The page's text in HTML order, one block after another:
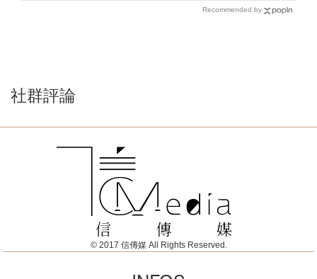
Recommended by
社群評論
© 2017 信傳媒 All Rights Reserved.